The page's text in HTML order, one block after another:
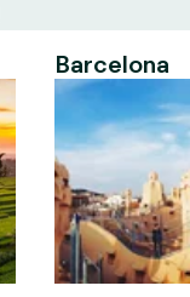
Barcelona